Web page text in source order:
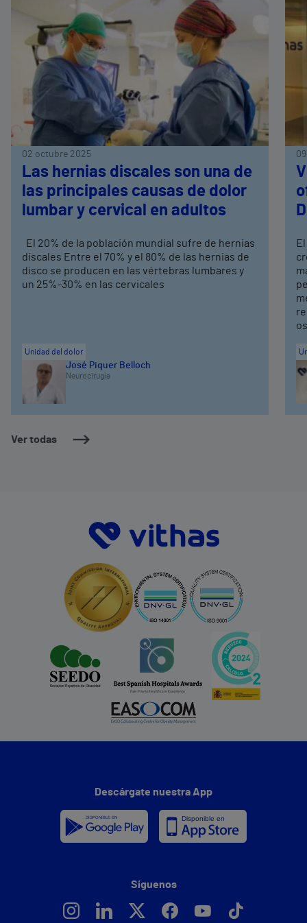
Ver todas
02 octubre 2025
Las hernias discales son una de
las principales causas de dolor
lumbar y cervical en adultos
El 20% de la población mundial sufre de hernias
discales Entre el 70% y el 80% de las hernias de
disco se producen en las vértebras lumbares y
un 25%-30% en las cervicales
Unidad del dolor
José Piquer Belloch
Neurocirugía
Descárgate nuestra App
Síguenos